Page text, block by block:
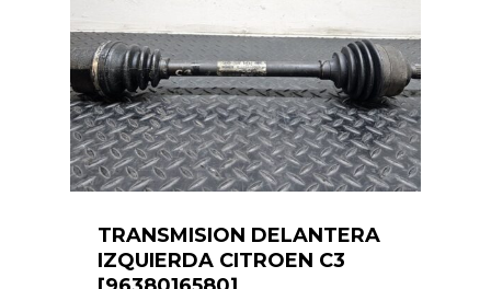
TRANSMISION DELANTERA
IZQUIERDA CITROEN C3